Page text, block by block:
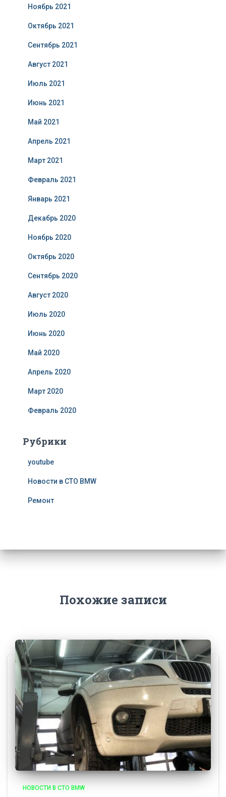
Ноябрь 2021
Октябрь 2021
Сентябрь 2021
Август 2021
Июль 2021
Июнь 2021
Май 2021
Апрель 2021
Март 2021
Февраль 2021
Январь 2021
Декабрь 2020
Ноябрь 2020
Октябрь 2020
Сентябрь 2020
Август 2020
Июль 2020
Июнь 2020
Май 2020
Апрель 2020
Март 2020
Февраль 2020
Рубрики
youtube
Новости в СТО BMW
Ремонт
Похожие записи
НОВОСТИ В СТО BMW